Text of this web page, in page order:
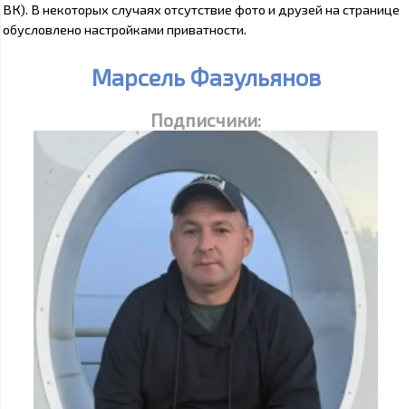
ВК). В некоторых случаях отсутствие фото и друзей на странице
обусловлено настройками приватности.
Марсель Фазульянов
Подписчики: